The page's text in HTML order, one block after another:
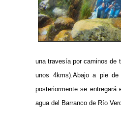
una travesía por caminos de
unos 4kms).Abajo a pie
posteriormente se
agua del Barranco de Río